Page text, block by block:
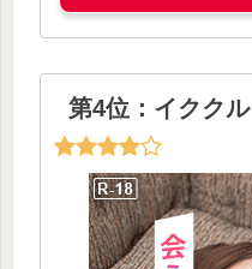
第4位：イククル